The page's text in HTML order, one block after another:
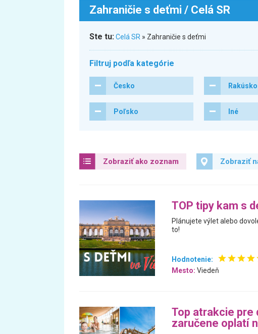
Zahraničie s deťmi / Celá SR
Ste tu:Celá SR » Zahraničie s deťmi
Filtruj podľa kategórie
Česko Rakúsko
Poľsko Iné
Zobraziť ako zoznam Zobraziť
TOP tipy kam s
Plánujete výlet alebo
to!
Hodnotenie:
Mesto: Viedeň
Top atrakcie pre
zaručene oplatí